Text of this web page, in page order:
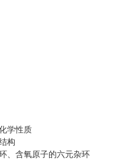
学性质
构
含氧原子的六元杂环